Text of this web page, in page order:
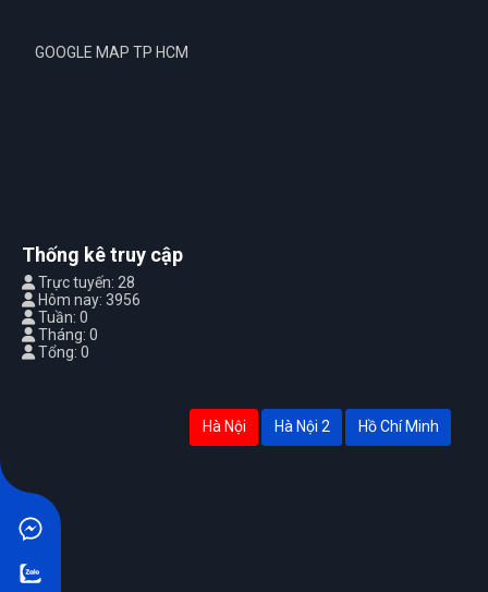
GOOGLE MAP TP HCM
Thống kê truy cập
Trực tuyến: 28
Hôm nay: 3956
Tuần: 0
Tháng: 0
Tổng: 0
Hà Nội Hà Nội 2 Hồ Chí Minh